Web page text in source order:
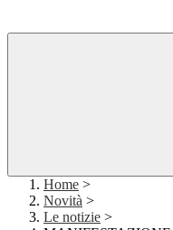
Home >
Novità >
Le notizie >